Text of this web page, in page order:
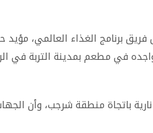
برنامج الغذاء العالمي، مؤيد
في مطعم بمدينة التربة في
باتجاة منطقة شرجب، وأن